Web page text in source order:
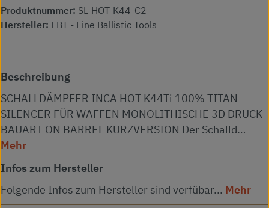
Produktnummer: SL-HOT-K44-C2
Hersteller: FBT - Fine Ballistic Tools
Beschreibung
SCHALLDÄMPFER INCA HOT K44Ti 100% TITAN
SILENCER FÜR WAFFEN MONOLITHISCHE 3D DRUCK
BAUART ON BARREL KURZVERSION Der Schalld…
Mehr
Infos zum Hersteller
Folgende Infos zum Hersteller sind verfübar... Mehr